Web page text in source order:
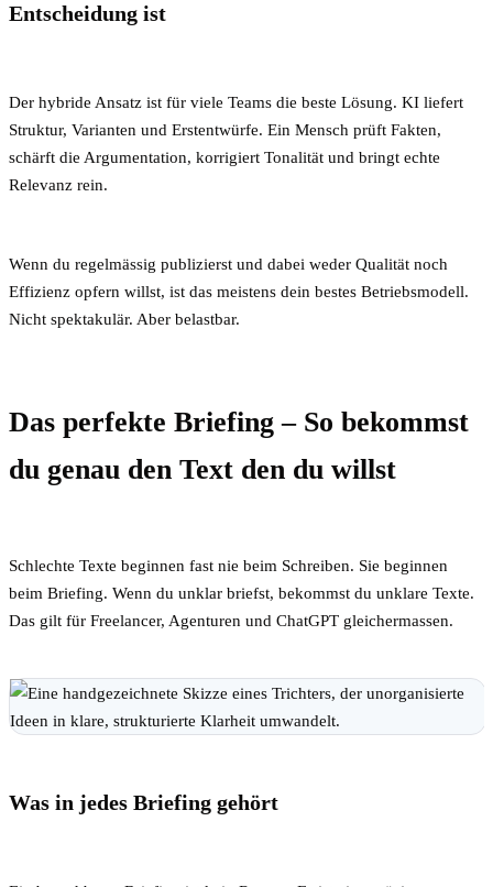
Entscheidung ist
Der hybride Ansatz ist für viele Teams die beste Lösung. KI liefert
Struktur, Varianten und Erstentwürfe. Ein Mensch prüft Fakten,
schärft die Argumentation, korrigiert Tonalität und bringt echte
Relevanz rein.
Wenn du regelmässig publizierst und dabei weder Qualität noch
Effizienz opfern willst, ist das meistens dein bestes Betriebsmodell.
Nicht spektakulär. Aber belastbar.
Das perfekte Briefing – So bekommst
du genau den Text den du willst
Schlechte Texte beginnen fast nie beim Schreiben. Sie beginnen
beim Briefing. Wenn du unklar briefst, bekommst du unklare Texte.
Das gilt für Freelancer, Agenturen und ChatGPT gleichermassen.
Was in jedes Briefing gehört